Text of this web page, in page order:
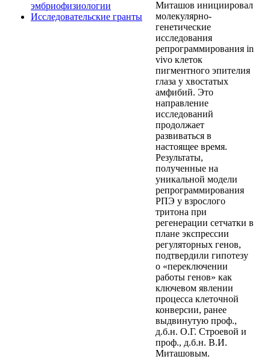
эмбриофизиологии
Исследовательские гранты
Миташов инициировал
молекулярно-
генетические
исследования
репрограммирования in
vivo клеток
пигментного эпителия
глаза у хвостатых
амфибий. Это
направление
исследований
продолжает
развиваться в
настоящее время.
Результаты,
полученные на
уникальной модели
репрограммирования
РПЭ у взрослого
тритона при
регенерации сетчатки в
плане экспрессии
регуляторных генов,
подтвердили гипотезу
о «переключении
работы генов» как
ключевом явлении
процесса клеточной
конверсии, ранее
выдвинутую проф.,
д.б.н. О.Г. Строевой и
проф., д.б.н. В.И.
Миташовым.